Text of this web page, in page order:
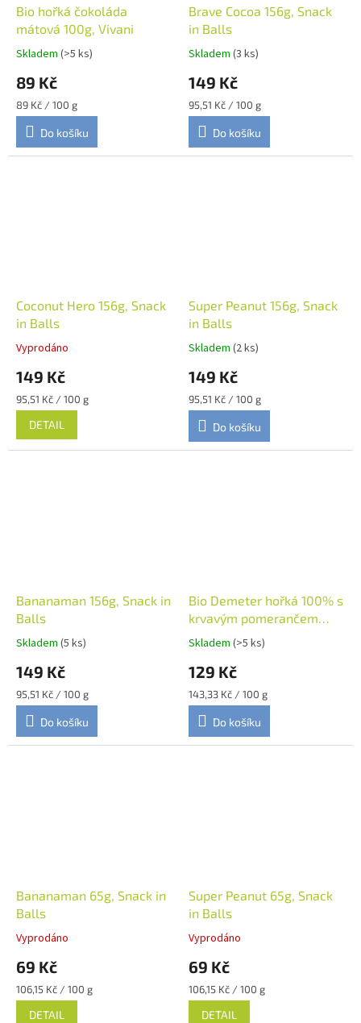
Bio hořká čokoláda
mátová 100g, Vivani
Skladem (>5 ks)
89 Kč
Měrná
cena:
89 Kč / 100 g
Do košíku
Brave Cocoa 156g, Snack
in Balls
Skladem (3 ks)
149 Kč
Měrná
cena:
95,51 Kč / 100 g
Do košíku
Coconut Hero 156g, Snack
in Balls
Vyprodáno
149 Kč
Měrná
cena:
95,51 Kč / 100 g
DETAIL
Super Peanut 156g, Snack
in Balls
Skladem (2 ks)
149 Kč
Měrná
cena:
95,51 Kč / 100 g
Do košíku
Bananaman 156g, Snack in
Balls
Skladem (5 ks)
149 Kč
Měrná
cena:
95,51 Kč / 100 g
Do košíku
Bio Demeter hořká 100% s
krvavým pomerančem
90g, Vivani
Skladem (>5 ks)
129 Kč
Měrná
cena:
143,33 Kč / 100 g
Do košíku
Bananaman 65g, Snack in
Balls
Vyprodáno
69 Kč
Měrná
cena:
106,15 Kč / 100 g
DETAIL
Super Peanut 65g, Snack
in Balls
Vyprodáno
69 Kč
Měrná
cena:
106,15 Kč / 100 g
DETAIL